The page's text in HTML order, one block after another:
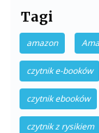
Tagi
amazon
czytnik e-booków
czytnik ebooków
czytnik z rysikiem